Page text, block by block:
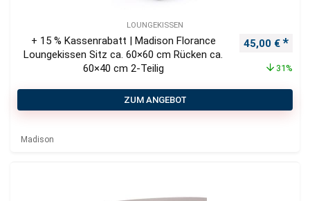
LOUNGEKISSEN
+ 15 % Kassenrabatt | Madison Florance
Loungekissen Sitz ca. 60×60 cm Rücken ca.
60×40 cm 2-Teilig
45,00 €
31%
ZUM ANGEBOT
Madison